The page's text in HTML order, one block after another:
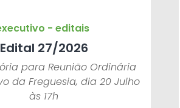
- editais
Edital 27/2026
para Reunião Ordinária
da Freguesia, dia 20 Julho
às 17h